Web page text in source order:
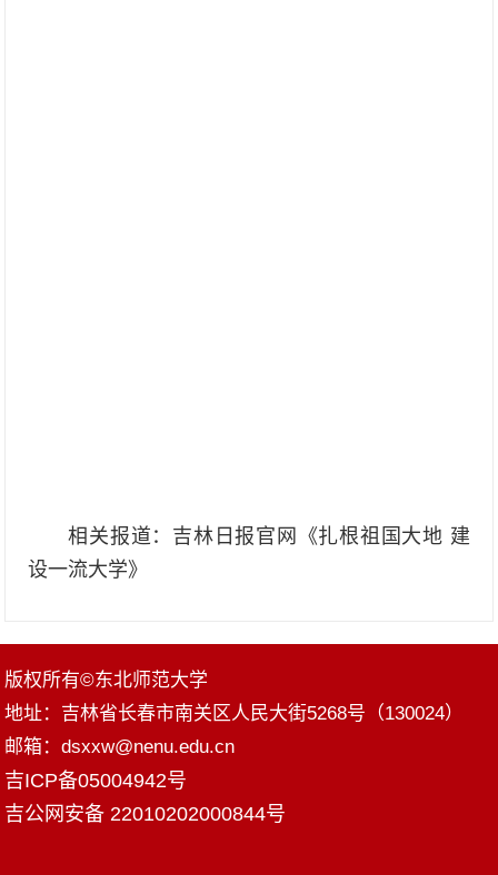
相关报道： 吉林日报官网《扎根祖国大地 建
设一流大学》
版权所有©东北师范大学
地址：吉林省长春市南关区人民大街5268号（130024）
邮箱：dsxxw@nenu.edu.cn
吉ICP备05004942号
吉公网安备 22010202000844号